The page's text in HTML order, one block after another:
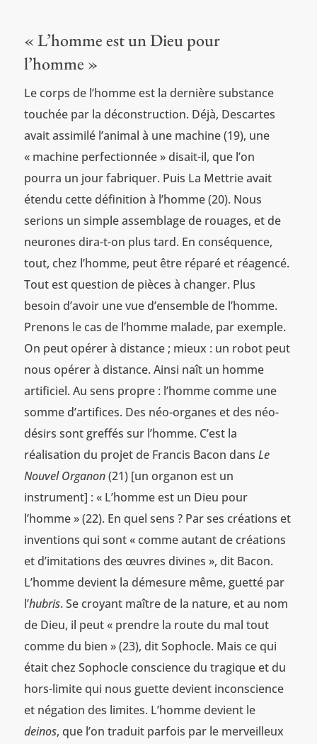
« L’homme est un Dieu pour
l’homme »
Le corps de l’homme est la dernière substance
touchée par la déconstruction. Déjà, Descartes
avait assimilé l’animal à une machine (19), une
« machine perfectionnée » disait-il, que l’on
pourra un jour fabriquer. Puis La Mettrie avait
étendu cette définition à l’homme (20). Nous
serions un simple assemblage de rouages, et de
neurones dira-t-on plus tard. En conséquence,
tout, chez l’homme, peut être réparé et réagencé.
Tout est question de pièces à changer. Plus
besoin d’avoir une vue d’ensemble de l’homme.
Prenons le cas de l’homme malade, par exemple.
On peut opérer à distance ; mieux : un robot peut
nous opérer à distance. Ainsi naît un homme
artificiel. Au sens propre : l’homme comme une
somme d’artifices. Des néo-organes et des néo-
désirs sont greffés sur l’homme. C’est la
réalisation du projet de Francis Bacon dans Le
Nouvel Organon(21) [un organon est un
instrument] : « L’homme est un Dieu pour
l’homme » (22). En quel sens ? Par ses créations et
inventions qui sont « comme autant de créations
et d’imitations des œuvres divines », dit Bacon.
L’homme devient la démesure même, guetté par
l’hubris. Se croyant maître de la nature, et au nom
de Dieu, il peut « prendre la route du mal tout
comme du bien » (23), dit Sophocle. Mais ce qui
était chez Sophocle conscience du tragique et du
hors-limite qui nous guette devient inconscience
et négation des limites. L’homme devient le
deinos, que l’on traduit parfois par le merveilleux